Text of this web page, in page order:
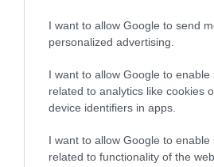
I want to allow Google to send
personalized advertising.
I want to allow Google to enable
related to analytics like cookies
device identifiers in apps.
I want to allow Google to enable
related to functionality of the
kutatók szerint rengeteg
vár arra, hogy
Minden alkalommal,
szabadon lebegő
inkább az az érzésünk,
pontosan, hol húzódik a